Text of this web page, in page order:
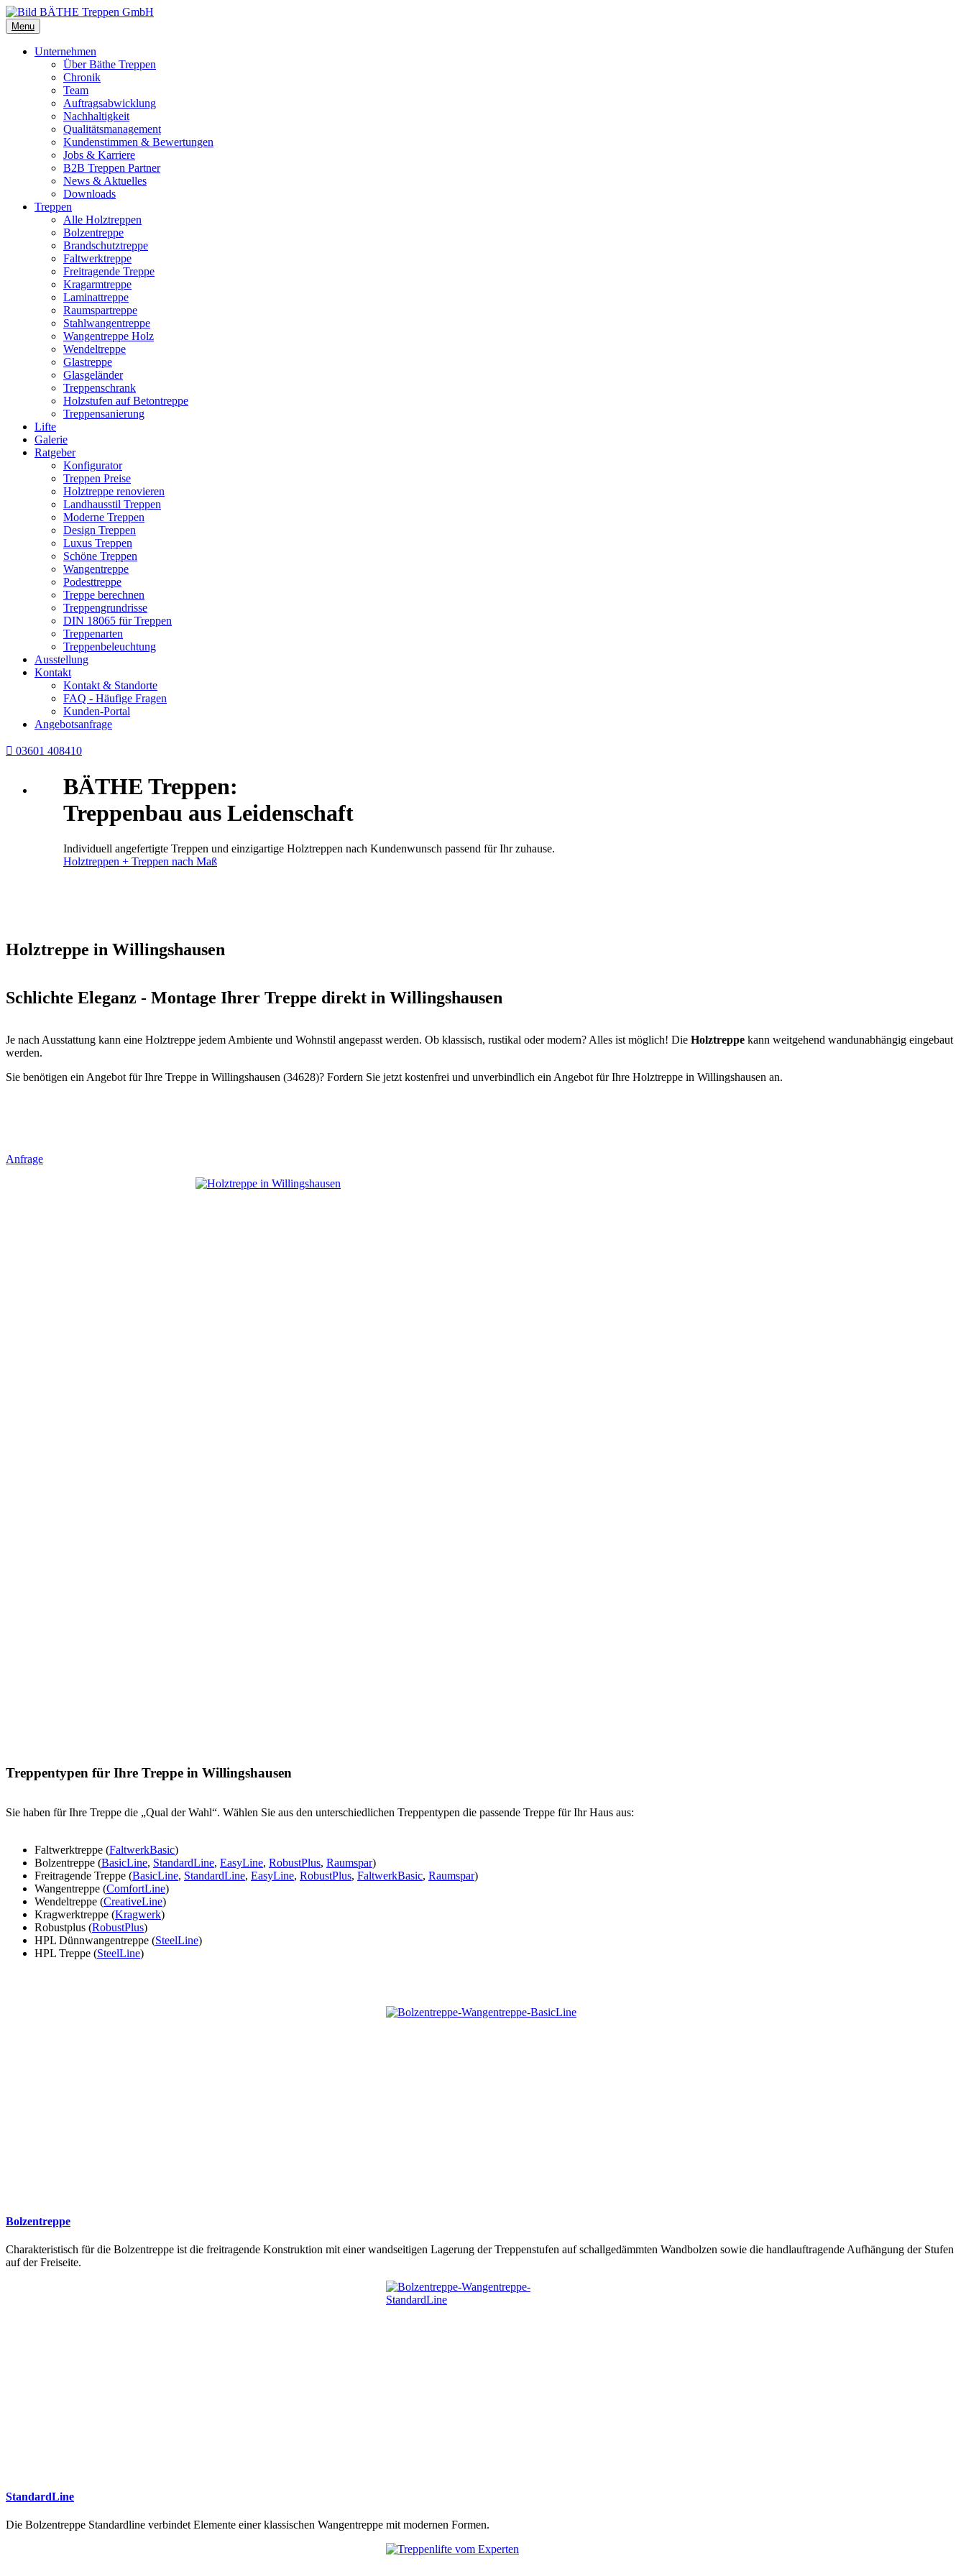
Menu
Unternehmen
Über Bäthe Treppen
Chronik
Team
Auftragsabwicklung
Nachhaltigkeit
Qualitätsmanagement
Kundenstimmen & Bewertungen
Jobs & Karriere
B2B Treppen Partner
News & Aktuelles
Downloads
Treppen
Alle Holztreppen
Bolzentreppe
Brandschutztreppe
Faltwerktreppe
Freitragende Treppe
Kragarmtreppe
Laminattreppe
Raumspartreppe
Stahlwangentreppe
Wangentreppe Holz
Wendeltreppe
Glastreppe
Glasgeländer
Treppenschrank
Holzstufen auf Betontreppe
Treppensanierung
Lifte
Galerie
Ratgeber
Konfigurator
Treppen Preise
Holztreppe renovieren
Landhausstil Treppen
Moderne Treppen
Design Treppen
Luxus Treppen
Schöne Treppen
Wangentreppe
Podesttreppe
Treppe berechnen
Treppengrundrisse
DIN 18065 für Treppen
Treppenarten
Treppenbeleuchtung
Ausstellung
Kontakt
Kontakt & Standorte
FAQ - Häufige Fragen
Kunden-Portal
Angebotsanfrage
 03601 408410
BÄTHE Treppen:
Treppenbau aus Leidenschaft
Individuell angefertigte Treppen und einzigartige Holztreppen nach Kundenwunsch passend für Ihr zuhause.
Holztreppen + Treppen nach Maß
Holztreppe in Willingshausen
Schlichte Eleganz - Montage Ihrer Treppe direkt in Willingshausen
Je nach Ausstattung kann eine Holztreppe jedem Ambiente und Wohnstil angepasst werden. Ob klassisch, rustikal oder modern? Alles ist möglich! Die Holztreppe kann weitgehend wandunabhängig eingebaut
werden.
Sie benötigen ein Angebot für Ihre Treppe in Willingshausen (34628)? Fordern Sie jetzt kostenfrei und unverbindlich ein Angebot für Ihre Holztreppe in Willingshausen an.
Anfrage
Treppentypen für Ihre Treppe in Willingshausen
Sie haben für Ihre Treppe die „Qual der Wahl“. Wählen Sie aus den unterschiedlichen Treppentypen die passende Treppe für Ihr Haus aus:
Faltwerktreppe (FaltwerkBasic)
Bolzentreppe (BasicLine, StandardLine, EasyLine, RobustPlus, Raumspar)
Freitragende Treppe (BasicLine, StandardLine, EasyLine, RobustPlus, FaltwerkBasic, Raumspar)
Wangentreppe (ComfortLine)
Wendeltreppe (CreativeLine)
Kragwerktreppe (Kragwerk)
Robustplus (RobustPlus)
HPL Dünnwangentreppe (SteelLine)
HPL Treppe (SteelLine)
Bolzentreppe
Charakteristisch für die Bolzentreppe ist die freitragende Konstruktion mit einer wandseitigen Lagerung der Treppenstufen auf schallgedämmten Wandbolzen sowie die handlauftragende Aufhängung der Stufen
auf der Freiseite.
StandardLine
Die Bolzentreppe Standardline verbindet Elemente einer klassischen Wangentreppe mit modernen Formen.